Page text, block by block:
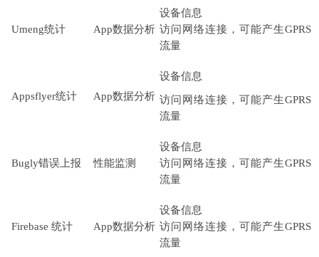
Umeng统计 App数据分析
设备信息
访问网络连接，可能产生GPRS
流量
Appsflyer统计 App数据分析
设备信息
访问网络连接，可能产生GPRS
流量
Bugly错误上报 性能监测
设备信息
访问网络连接，可能产生GPRS
流量
Firebase 统计 App数据分析
设备信息
访问网络连接，可能产生GPRS
流量